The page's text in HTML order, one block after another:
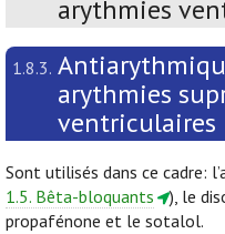
arythmies
1.8.3.
arythmies
ventriculaires
Sont utilisés dans ce cadre:
1.5. Bêta-bloquants
), le
propafénone et le sotalol.